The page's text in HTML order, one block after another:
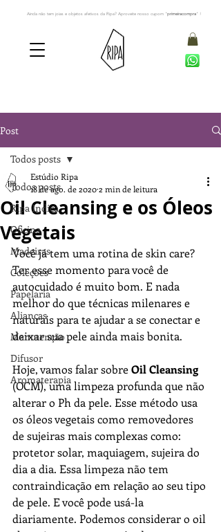
Ainda não tem joias e objetos afetivos da Ripa? Aproveite nosso cupom "primeiracompra" !
Post
Todos posts
Ripa Indica
Oficina
Madeiras
Coleções
Papelaria
Alianças
Manutenção
Difusor
Aromaterapia
Todos posts
Oil Cleansing e os Óleos
Vegetais
Estúdio Ripa
18 de ago. de 20202 min de leitura
Você já tem uma rotina de skin care?
Ter esse momento para você de
autocuidado é muito bom. E nada
melhor do que técnicas milenares e
naturais para te ajudar a se conectar e
deixar sua pele ainda mais bonita.
Hoje, vamos falar sobre Oil Cleansing
(OCM), uma limpeza profunda que não
alterar o Ph da pele. Esse método usa
os óleos vegetais como removedores
de sujeiras mais complexas como:
protetor solar, maquiagem, sujeira do
dia a dia. Essa limpeza não tem
contraindicação em relação ao seu tipo
de pele. E você pode usá-la
diariamente. Podemos considerar o oil